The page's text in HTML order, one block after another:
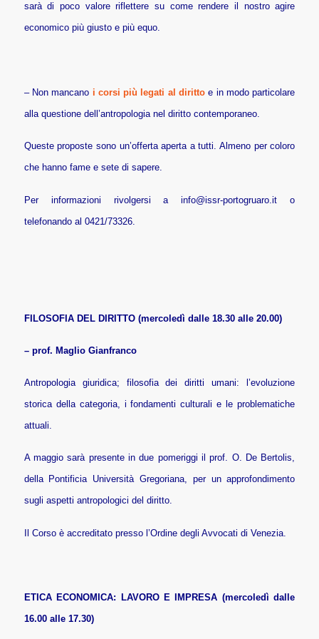
sarà di poco valore riflettere su come rendere il nostro agire
economico più giusto e più equo.
– Non mancano i corsi più legati al diritto e in modo particolare
alla questione dell’antropologia nel diritto contemporaneo.
Queste proposte sono un’offerta aperta a tutti. Almeno per coloro
che hanno fame e sete di sapere.
Per informazioni rivolgersi ainfo@issr-portogruaro.it o
telefonando al 0421/73326.
FILOSOFIA DEL DIRITTO (mercoledì dalle 18.30 alle 20.00)
– prof. Maglio Gianfranco
Antropologia giuridica; filosofia dei diritti umani: l’evoluzione
storica della categoria, i fondamenti culturali e le problematiche
attuali.
A maggio sarà presente in due pomeriggi il prof. O. De Bertolis,
della Pontificia Università Gregoriana, per un approfondimento
sugli aspetti antropologici del diritto.
Il Corso è accreditato presso l’Ordine degli Avvocati di Venezia.
ETICA ECONOMICA: LAVORO E IMPRESA (mercoledì dalle
16.00 alle 17.30)